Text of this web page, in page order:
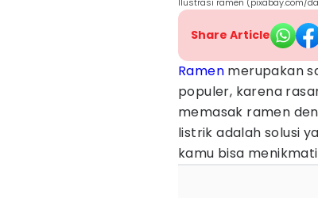
Share Article
Ramen merupakan
populer, karena
memasak ramen
listrik adalah solusi
kamu bisa